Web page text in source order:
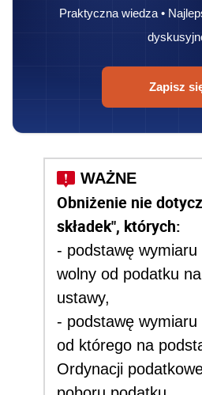
Praktyczna wiedza •
Zapisz
Obniżenie nie
składek", których:
- podstawę wymiaru
wolny od podatku
ustawy,
- podstawę wymiaru
od którego na
Ordynacji